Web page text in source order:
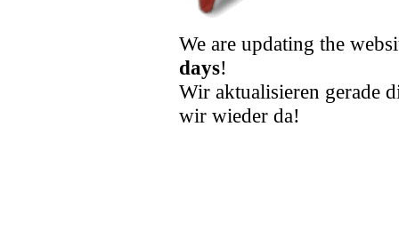
We are updating the
days!
Wir aktualisieren gerade
wir wieder da!